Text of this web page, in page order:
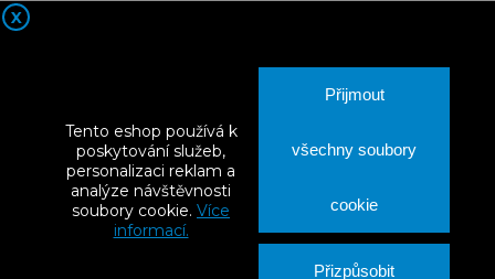
X
Tento eshop používá k
poskytování služeb,
personalizaci reklam a
analýze návštěvnosti
soubory cookie. Více
informací.
Přijmout
všechny soubory
cookie
Přizpůsobit
Vše o nákupu
Váš účet